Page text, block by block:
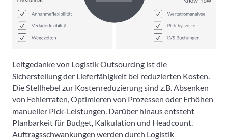
Leitgedanke von Logistik Outsourcing ist die
Sicherstellung der Lieferfähigkeit bei reduzierten Kosten.
Die Stellhebel zur Kostenreduzierung sind z.B. Absenken
von Fehlerraten, Optimieren von Prozessen oder Erhöhen
manueller Pick-Leistungen. Darüber hinaus entsteht
Planbarkeit für Budget, Kalkulation und Headcount.
Auftragsschwankungen werden durch Logistik